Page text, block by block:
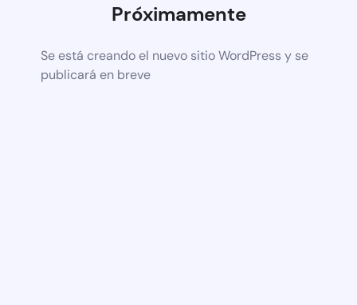
Próximamente
Se está creando el nuevo sitio WordPress y se
publicará en breve